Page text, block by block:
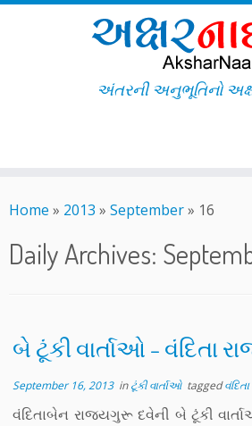
to
અંતરની અનુભૂતિનો
Home » 2013 » September» 16
Daily Archives:
બે ટૂંકી વાર્તાઓ – વંદિતા
September 16, 2013inટૂંકી વાર્તાઓ tagged
વંદિતાબેન રાજ્યગુરૂ દવેની બે ટૂંકી